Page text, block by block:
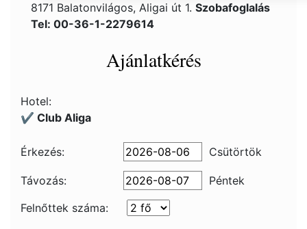
8171 Balatonvilágos, Aligai út 1. Szobafoglalás
Tel: 00-36-1-2279614
Ajánlatkérés
Hotel:
✔️ Club Aliga
Érkezés: Csütörtök
Távozás:
Péntek
Felnőttek száma: